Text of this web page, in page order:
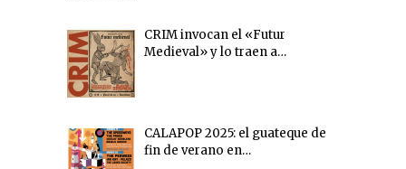
CRIM invocan el «Futur
Medieval» y lo traen a…
CALAPOP 2025: el guateque de
fin de verano en…